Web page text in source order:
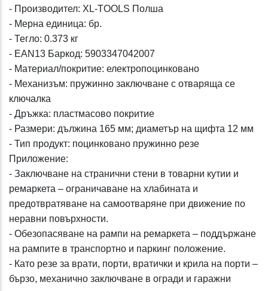
- Производител: XL-TOOLS Полша
- Мерна единица: бр.
- Тегло: 0.373 кг
- EAN13 Баркод: 5903347042007
- Материал/покритие: електропоцинковано
- Механизъм: пружинно заключване с отваряща се
ключалка
- Дръжка: пластмасово покритие
- Размери: дължина 165 мм; диаметър на щифта 12 мм
- Тип продукт: поцинковано пружинно резе
Приложение:
- Заключване на странични стени в товарни кутии и
ремаркета – ограничаване на хлабината и
предотвратяване на самоотваряне при движение по
неравни повърхности.
- Обезопасяване на рампи на ремаркета – поддържане
на рампите в транспортно и паркинг положение.
- Като резе за врати, порти, вратички и крила на порти –
бързо, механично заключване в огради и гаражни